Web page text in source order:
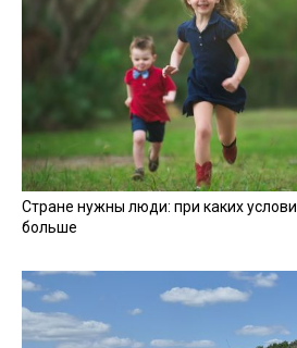
Стране нужны люди: при каких
больше